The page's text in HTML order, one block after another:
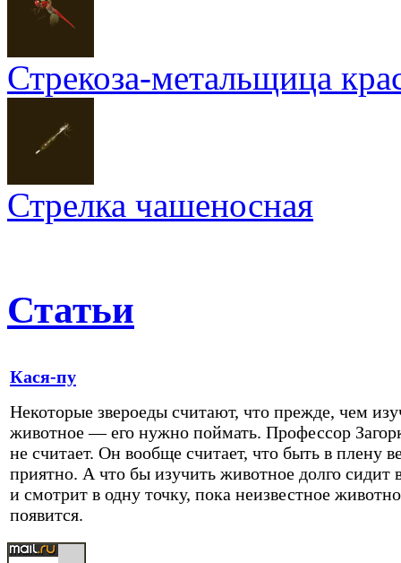
Стрекоза-метальщица
Стрелка чашеносная
Статьи
Кася-пу
Некоторые звероеды считают, что прежде, чем
животное — его нужно поймать. Профессор
не считает. Он вообще считает, что быть в плену
приятно. А что бы изучить животное долго сидит
и смотрит в одну точку, пока неизвестное
появится.